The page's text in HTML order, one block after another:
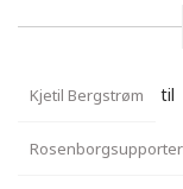
Kjetil Bergstrøm til